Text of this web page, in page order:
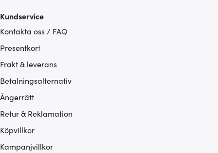
Kundservice
Kontakta oss / FAQ
Presentkort
Frakt & leverans
Betalningsalternativ
Ångerrätt
Retur & Reklamation
Köpvillkor
Kampanjvillkor